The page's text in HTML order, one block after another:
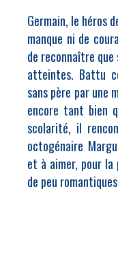
Germain, le héros
manque ni de
de reconnaître
atteintes. Battu
sans père par une
encore tant bien
scolarité, il
octogénaire
et à aimer, pour
de peu